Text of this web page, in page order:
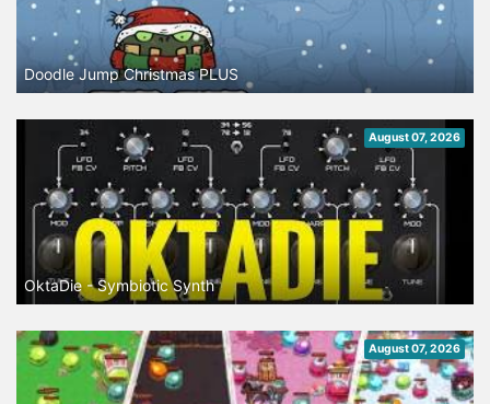
Doodle Jump Christmas PLUS
August 07, 2026
OktaDie - Symbiotic Synth
August 07, 2026